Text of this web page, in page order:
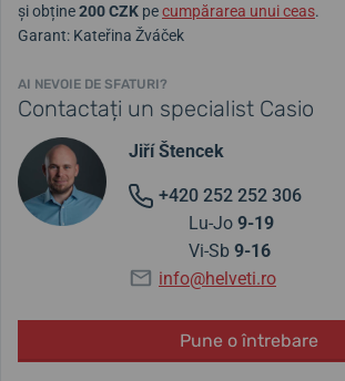
și obține200 CZK pecumpărarea unui ceas.
Garant: Kateřina Žváček
AI NEVOIE DE SFATURI?
Contactați un specialist Casio
Jiří Štencek
+420 252 252 306
Lu-Jo 9-19
Vi-Sb 9-16
info@helveti.ro
Pune o întrebare